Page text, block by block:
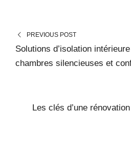
PREVIOUS POST
Solutions d’isolation
chambres silencieuses et
Les clés d’une